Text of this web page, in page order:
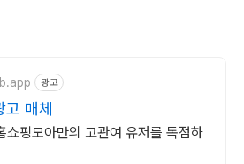
광고
매체
쇼핑모아만의 고관여 유저를 독점하